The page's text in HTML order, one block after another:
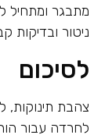
מתבגר ומתחיל
ניטור ובדיקות
לסיכום
צהבת תינוקות,
לחרדה עבור